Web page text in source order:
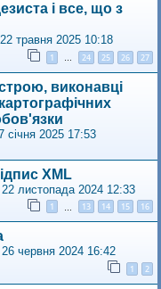
і все, що з
22 травня 2025 10:18
1 … 24 25 26 27
виконавці
січня 2025 17:53
XML
22 листопада 2024 12:33
1 13 14 15 16
26 червня 2024 16:42
1 2